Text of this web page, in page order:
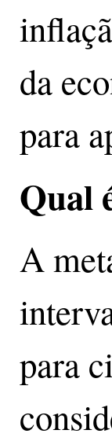
da
para
Qual
A
para